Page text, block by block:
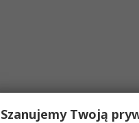
Szanujemy Twoją